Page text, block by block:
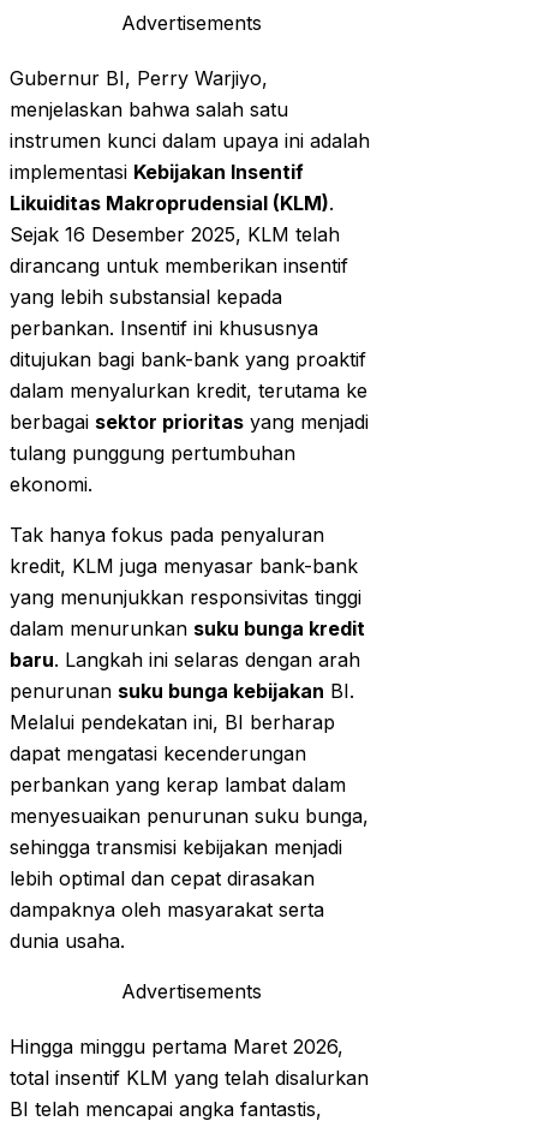
Advertisements
Gubernur BI, Perry Warjiyo,
menjelaskan bahwa salah satu
instrumen kunci dalam upaya ini adalah
implementasi Kebijakan Insentif
Likuiditas Makroprudensial (KLM).
Sejak 16 Desember 2025, KLM telah
dirancang untuk memberikan insentif
yang lebih substansial kepada
perbankan. Insentif ini khususnya
ditujukan bagi bank-bank yang proaktif
dalam menyalurkan kredit, terutama ke
berbagai sektor prioritas yang menjadi
tulang punggung pertumbuhan
ekonomi.
Tak hanya fokus pada penyaluran
kredit, KLM juga menyasar bank-bank
yang menunjukkan responsivitas tinggi
dalam menurunkan suku bunga kredit
baru. Langkah ini selaras dengan arah
penurunan suku bunga kebijakan BI.
Melalui pendekatan ini, BI berharap
dapat mengatasi kecenderungan
perbankan yang kerap lambat dalam
menyesuaikan penurunan suku bunga,
sehingga transmisi kebijakan menjadi
lebih optimal dan cepat dirasakan
dampaknya oleh masyarakat serta
dunia usaha.
Advertisements
Hingga minggu pertama Maret 2026,
total insentif KLM yang telah disalurkan
BI telah mencapai angka fantastis,